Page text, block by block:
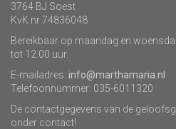
3764 BJ Soest
KvK nr 74836048
Bereikbaar op maandag en
tot 12.00 uur.
E-mailadres: info@marthamaria.nl
Telefoonnummer: 035-6011320
De contactgegevens van de
onder contact!